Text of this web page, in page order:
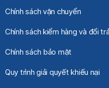
Chính sách vận chuyển
Chính sách kiểm hàng và đổi
Chính sách bảo mật
Quy trình giải quyết khiếu nại